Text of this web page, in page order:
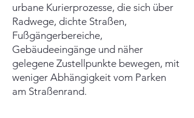
urbane Kurierprozesse, die sich über
Radwege, dichte Straßen,
Fußgängerbereiche,
Gebäudeeingänge und näher
gelegene Zustellpunkte bewegen, mit
weniger Abhängigkeit vom Parken
am Straßenrand.